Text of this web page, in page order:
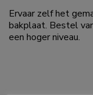
Ervaar zelf het
bakplaat. Bestel
een hoger niveau.